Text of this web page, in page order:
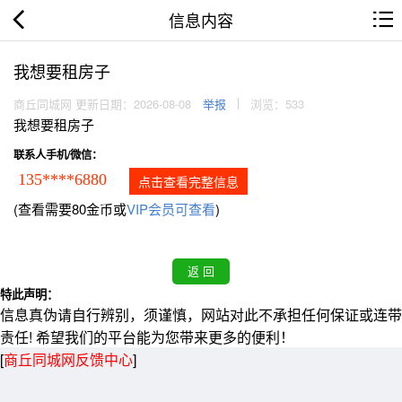
信息内容
我想要租房子
商丘同城网 更新日期：2026-08-08 举报 浏览：533
我想要租房子
联系人手机/微信：
135****6880 点击查看完整信息
(查看需要80金币或VIP会员可查看)
特此声明：
信息真伪请自行辨别，须谨慎，网站对此不承担任何保证或连带
责任! 希望我们的平台能为您带来更多的便利！
[商丘同城网反馈中心]